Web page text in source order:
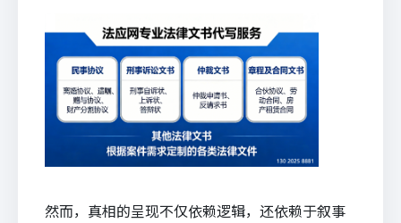
然而，真相的呈现不仅依赖逻辑，还依赖于叙事